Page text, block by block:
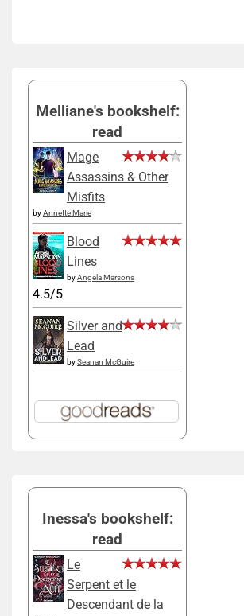
Melliane's bookshelf:
read
Mage
Assassins & Other
Misfits
byAnnette Marie
Blood
Lines
byAngela Marsons
4.5/5
Silver and
Lead
bySeanan McGuire
Inessa's bookshelf:
read
Le
Serpent et le
Descendant de la